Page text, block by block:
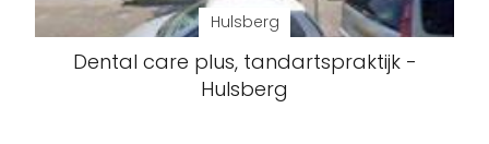
Hulsberg
Dental care plus, tandartspraktijk -
Hulsberg